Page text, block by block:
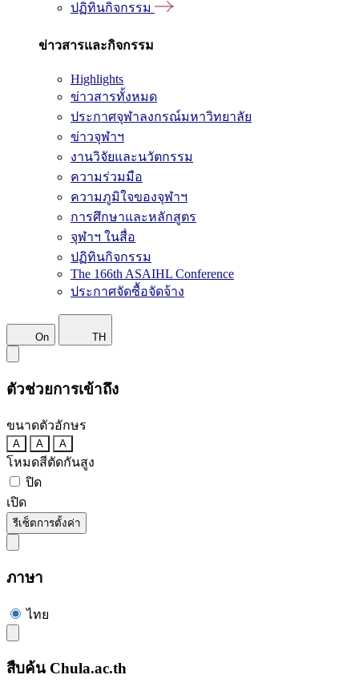
ปฏิทินกิจกรรม
ข่าวสารและกิจกรรม
Highlights
ข่าวสารทั้งหมด
ประกาศจุฬาลงกรณ์มหาวิทยาลัย
ข่าวจุฬาฯ
งานวิจัยและนวัตกรรม
ความร่วมมือ
ความภูมิใจของจุฬาฯ
การศึกษาและหลักสูตร
จุฬาฯ ในสื่อ
ปฏิทินกิจกรรม
The 166th ASAIHL Conference
ประกาศจัดซื้อจัดจ้าง
On TH
ตัวช่วยการเข้าถึง
ขนาดตัวอักษร
A A A
โหมดสีตัดกันสูง
ปิด
เปิด
รีเซ็ตการตั้งค่า
ภาษา
ไทย
สืบค้น Chula.ac.th